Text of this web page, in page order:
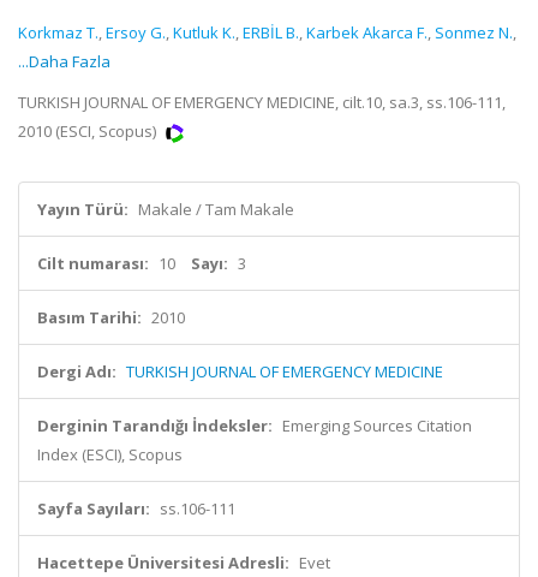
Korkmaz T.,Ersoy G.,Kutluk K.,ERBİL B.,Karbek Akarca F., Sonmez N.,
...Daha Fazla
TURKISH JOURNAL OF EMERGENCY MEDICINE, cilt.10, sa.3, ss.106-111,
2010 (ESCI, Scopus)
Yayın Türü: Makale / Tam Makale
Cilt numarası: 10 Sayı: 3
Basım Tarihi: 2010
Dergi Adı: TURKISH JOURNAL OF EMERGENCY MEDICINE
Derginin Tarandığı İndeksler: Emerging Sources Citation
Index (ESCI), Scopus
Sayfa Sayıları: ss.106-111
Hacettepe Üniversitesi Adresli: Evet